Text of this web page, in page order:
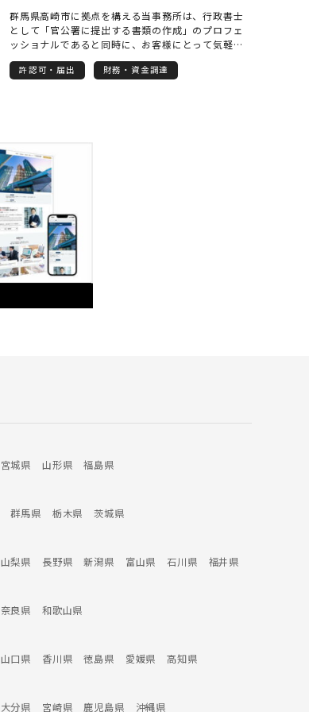
群馬県高崎市に拠点を構える当事務所は、行政書士
として「官公署に提出する書類の作成」のプロフェ
ッショナルであると同時に、お客様にとって気軽に
相談できるビジネスパートナーでありたいと考えて
います。 建設業許可申請（新規・更新）、自動車登
に聞いてみよう」と思っていただける存在を目指し
ています。（専門外の内容の場合は信頼できる他の
士業をご紹介いたします。） 代表の茂木宏興は、型
枠大工としての現場経験や営業職としての人との関
わりを活かし、2025年度の行政書士試験に合格して
行政書士事務所を開業いたしました。 誠実な対応に
は、自信を持っております。 開業当初には飛び込み
営業を経験し、「自分を知ってもらう」きっかけづ
くりとして、元気な挨拶と礼儀正しさを大切にしな
がら地道に信頼を築いてきました。 建設現場のリア
許認可・届出 財務・資金調達
宮城県 山形県 福島県
群馬県 栃木県 茨城県
山梨県 長野県 新潟県 富山県 石川県 福井県
奈良県 和歌山県
山口県 香川県 徳島県 愛媛県 高知県
大分県 宮崎県 鹿児島県 沖縄県